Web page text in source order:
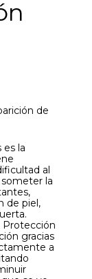
de
la
al
someter la
de piel,
Protección
gracias
a